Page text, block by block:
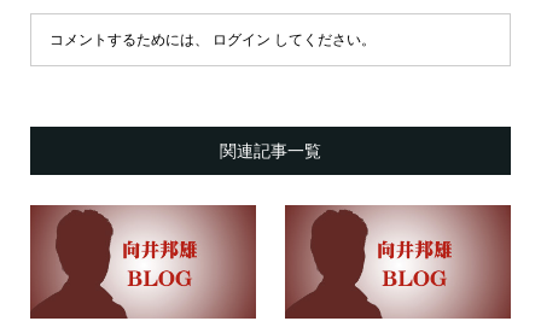
コメントするためには、 ログイン してください。
関連記事一覧